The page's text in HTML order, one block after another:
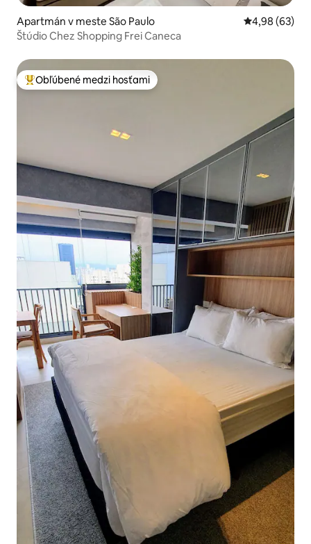
Apartmán v meste São Paulo Priemerné
4,98 (63)
Štúdio Chez Shopping Frei Caneca
Najobľúbenejšie medzi hosťami
Obľúbené medzi hosťami